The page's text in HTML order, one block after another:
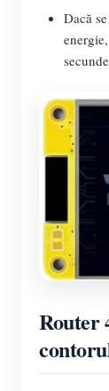
Dacă
Router